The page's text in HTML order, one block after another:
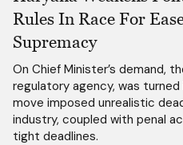
Rules In Race For
Supremacy
On Chief Minister’s demand,
regulatory agency, was
move imposed unrealistic
industry, coupled with penal
tight deadlines.